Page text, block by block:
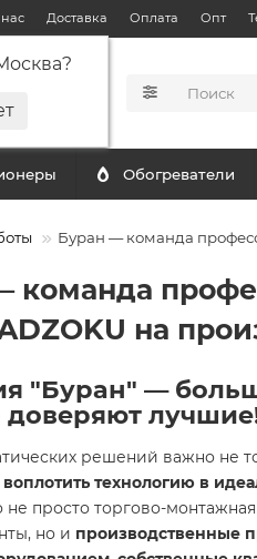
?
Доставка Оплата Опт
Обогреватели
Буран — команда
команда
на
"Буран" —
доверяют
решений важно не
воплотить технологию в
не просто торгово-
но и производственные